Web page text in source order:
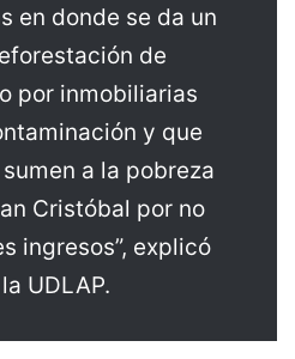
en donde se da un
de
por inmobiliarias
y que
a la pobreza
Cristóbal por no
ingresos”, explicó
UDLAP.